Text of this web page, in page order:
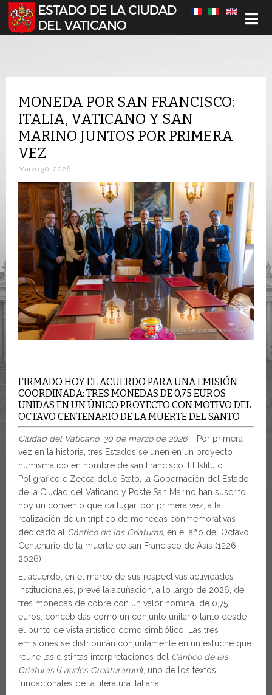
Seleccione su idioma
MONEDA POR SAN FRANCISCO:
ITALIA, VATICANO Y SAN
MARINO JUNTOS POR PRIMERA
VEZ
Marzo 30, 2026
FIRMADO HOY EL ACUERDO PARA UNA EMISIÓN
COORDINADA: TRES MONEDAS DE 0,75 EUROS
UNIDAS EN UN ÚNICO PROYECTO CON MOTIVO DEL
OCTAVO CENTENARIO DE LA MUERTE DEL SANTO
Ciudad del Vaticano, 30 de marzo de 2026– Por primera
vez en la historia, tres Estados se unen en un proyecto
numismático en nombre de san Francisco. El Istituto
Poligrafico e Zecca dello Stato, la Gobernación del Estado
de la Ciudad del Vaticano y Poste San Marino han suscrito
hoy un convenio que da lugar, por primera vez, a la
realización de un tríptico de monedas conmemorativas
dedicado al Cántico de las Criaturas, en el año del Octavo
Centenario de la muerte de san Francisco de Asís (1226–
2026).
El acuerdo, en el marco de sus respectivas actividades
institucionales, prevé la acuñación, a lo largo de 2026, de
tres monedas de cobre con un valor nominal de 0,75
euros, concebidas como un conjunto unitario tanto desde
el punto de vista artístico como simbólico. Las tres
emisiones se distribuirán conjuntamente en un estuche que
reúne las distintas interpretaciones del Cántico de las
Criaturas(Laudes Creaturarum), uno de los textos
fundacionales de la literatura italiana.